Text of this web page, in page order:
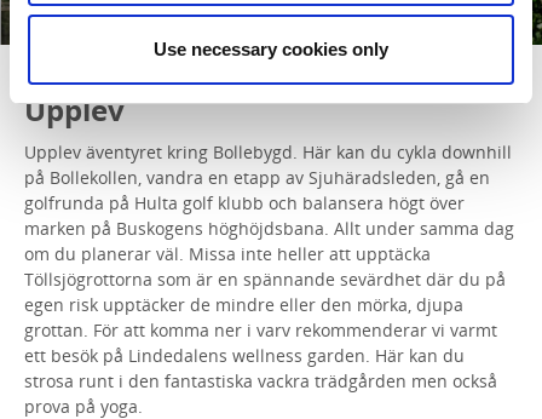
Use necessary cookies only
Upplev
Upplev äventyret kring Bollebygd. Här kan du cykla downhill
på Bollekollen, vandra en etapp av Sjuhäradsleden, gå en
golfrunda på Hulta golf klubb och balansera högt över
marken på Buskogens höghöjdsbana. Allt under samma dag
om du planerar väl. Missa inte heller att upptäcka
Töllsjögrottorna som är en spännande sevärdhet där du på
egen risk upptäcker de mindre eller den mörka, djupa
grottan. För att komma ner i varv rekommenderar vi varmt
ett besök på Lindedalens wellness garden. Här kan du
strosa runt i den fantastiska vackra trädgården men också
prova på yoga.